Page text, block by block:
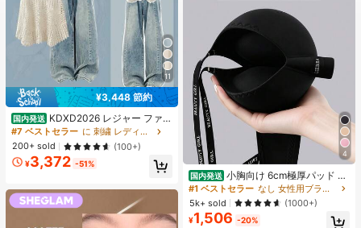
11
¥3,448 節約
国内発送 KDXD2026 レジャー ファッ
ション ロングサイズ 夏服 女性 ワイ
ルドスタイル ボア付きトップス ワイ
ルドスタイル ロングスカート 3点セ
ット UVカット 軽量 通気性 袖付き
ヒップカバー効果 通気性抜群 サイズ
#7 ベストセラー
に 刺繍 レディースコーデ
200+ sold
(100+)
¥3,372 -51%
4
国内発送 小胸向け 6cm極厚パッド 盛
りブラ ノンワイヤー 谷間メイク シ
ームレス ボリュームアップ 美胸フィ
ット ブラジャー
#1 ベストセラー
なし 女性用ブラジャーとブラレット
5k+ sold
(1000+)
¥1,506 -20%